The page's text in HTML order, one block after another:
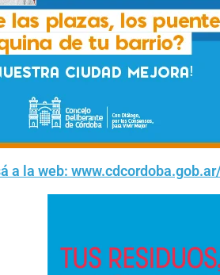
a la web: